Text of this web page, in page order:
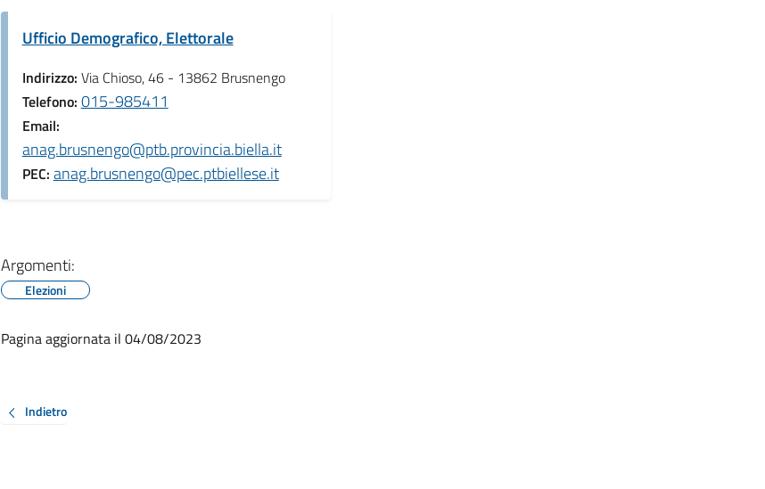
Ufficio Demografico, Elettorale
Indirizzo: Via Chioso, 46 - 13862 Brusnengo
Telefono:015-985411
Email:
anag.brusnengo@ptb.provincia.biella.it
PEC:anag.brusnengo@pec.ptbiellese.it
Argomenti:
Elezioni
Pagina aggiornata il 04/08/2023
Indietro